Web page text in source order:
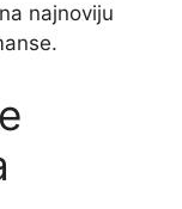
najnoviju